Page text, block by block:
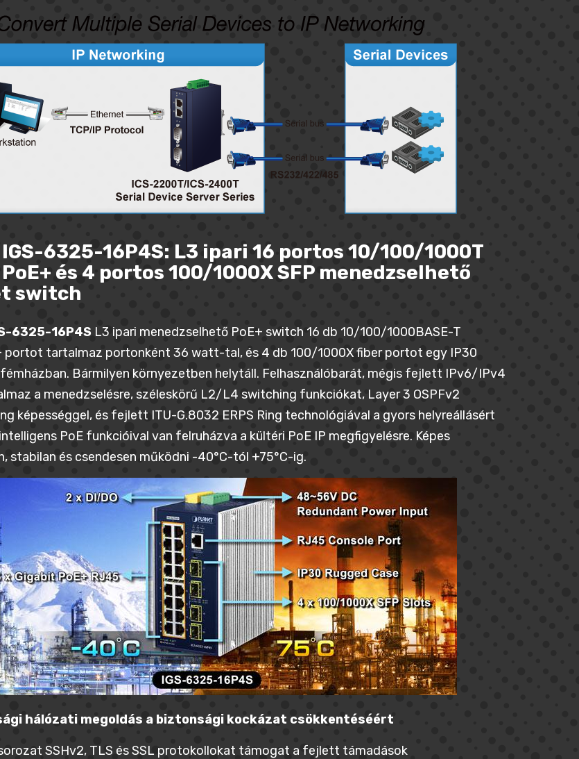
IGS-6325-16P4S: L3 ipari 16 portos 10/100/1000T
és 4 portos 100/1000X SFP menedzselhető
switch
6325-16P4SL3 ipari menedzselhető PoE+ switch 16 db 10/100/1000BASE-T
portot tartalmaz portonként 36 watt-tal, és 4 db 100/1000X fiber portot egy IP30
Bármilyen környezetben helytáll. Felhasználóbarát, mégis fejlett IPv6/IPv4
a menedzselésre, széleskörű L2/L4 switching funkciókat, Layer 3 OSPFv2
képességgel, és fejlett ITU-G.8032 ERPS Ring technológiával a gyors helyreállásért
PoE funkcióival van felruházva a kültéri PoE IP megfigyelésre. Képes
stabilan és csendesen működni -40°C-tól +75°C-ig.
hálózati megoldás a biztonsági kockázat csökkentéséért
SSHv2, TLS és SSL protokollokat támogat a fejlett támadások